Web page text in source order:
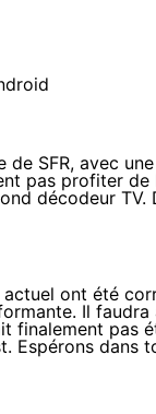
de SFR, avec
pas profiter de
décodeur TV.
ont été
Il
finalement pas
. Espérons dans